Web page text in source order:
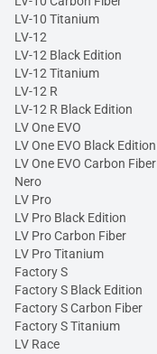
LV-10 Titanium
LV-12
LV-12 Black Edition
LV-12 Titanium
LV-12 R
LV-12 R Black Edition
LV One EVO
LV One EVO Black Edition
LV One EVO Carbon Fiber
Nero
LV Pro
LV Pro Black Edition
LV Pro Carbon Fiber
LV Pro Titanium
Factory S
Factory S Black Edition
Factory S Carbon Fiber
Factory S Titanium
LV Race